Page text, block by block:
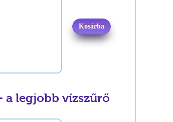
Kosárba
a legjobb vízszűrő